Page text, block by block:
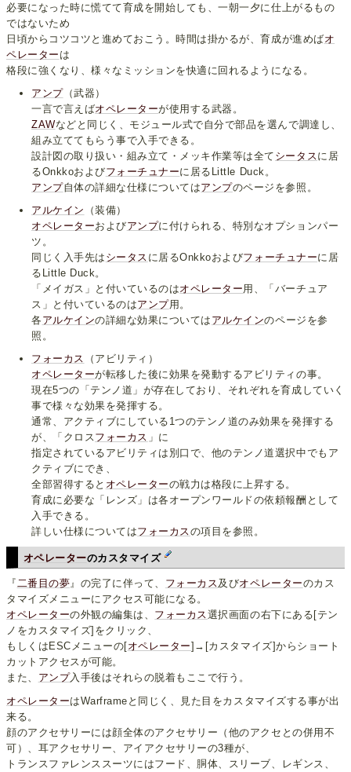
必要になった時に慌てて育成を開始しても、一朝一夕に仕上がるもの
ではないため
日頃からコツコツと進めておこう。時間は掛かるが、育成が進めばオ
ペレーター は
格段に強くなり、様々なミッションを快適に回れるようになる。
アンプ（武器）
一言で言えばオペレーターが使用する武器。
ZAWなどと同じく、モジュール式で自分で部品を選んで調達し、
組み立ててもらう事で入手できる。
設計図の取り扱い・組み立て・メッキ作業等は全て シータス に居
るOnkkoおよびフォーチュナーに居るLittle Duck。
アンプ自体の詳細な仕様についてはアンプのページを参照。
アルケイン
（装備）
オペレーターおよびアンプに付けられる、特別なオプションパー
ツ。
同じく入手先は シータス に居るOnkkoおよびフォーチュナーに居
るLittle Duck。
「メイガス」と付いているのはオペレーター用、「バーチュア
ス」と付いているのはアンプ用。
各 アルケインの詳細な効果については アルケインのページを参
照。
フォーカス
（アビリティ）
オペレーターが転移した後に効果を発動するアビリティの事。
現在5つの「テンノ道」が存在しており、それぞれを育成していく
事で様々な効果を発揮する。
通常、アクティブにしている1つのテンノ道のみ効果を発揮する
が、「クロスフォーカス 」に
指定されているアビリティは別口で、他のテンノ道選択中でもア
クティブにでき、
全部習得すると オペレーターの戦力は格段に上昇する。
育成に必要な「レンズ」は各オープンワールドの依頼報酬として
入手できる。
詳しい仕様についてはフォーカスの項目を参照。
オペレーターのカスタマイズ
『二番目の夢』の完了に伴って、 フォーカス及びオペレーターのカス
タマイズメニューにアクセス可能になる。
オペレーターの外観の編集は、 フォーカス選択画面の右下にある[テン
ノをカスタマイズ]をクリック、
もしくはESCメニューの[オペレーター]→[カスタマイズ]からショート
カットアクセスが可能。
また、 アンプ入手後はそれらの脱着もここで行う。
オペレーターはWarframeと同じく、見た目をカスタマイズする事が出
来る。
顔のアクセサリーには顔全体のアクセサリー（他のアクセとの併用不
可）、耳アクセサリー、アイアクセサリーの3種が、
トランスファレンススーツにはフード、胴体、スリーブ、レギンス、